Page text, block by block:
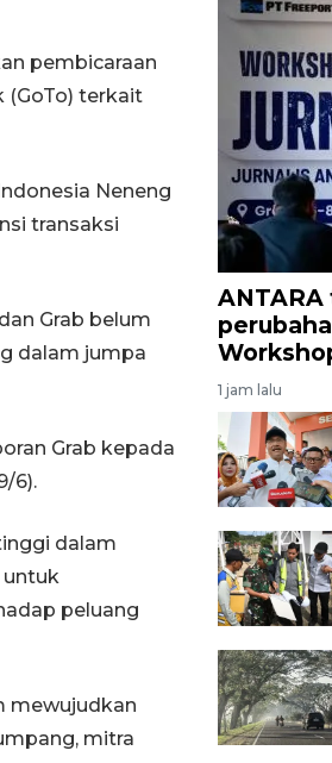
pembicaraan
(GoTo) terkait
Neneng
transaksi
Grab belum
dalam jumpa
Grab kepada
6).
dalam
peluang
mewujudkan
mitra
1 jam lalu